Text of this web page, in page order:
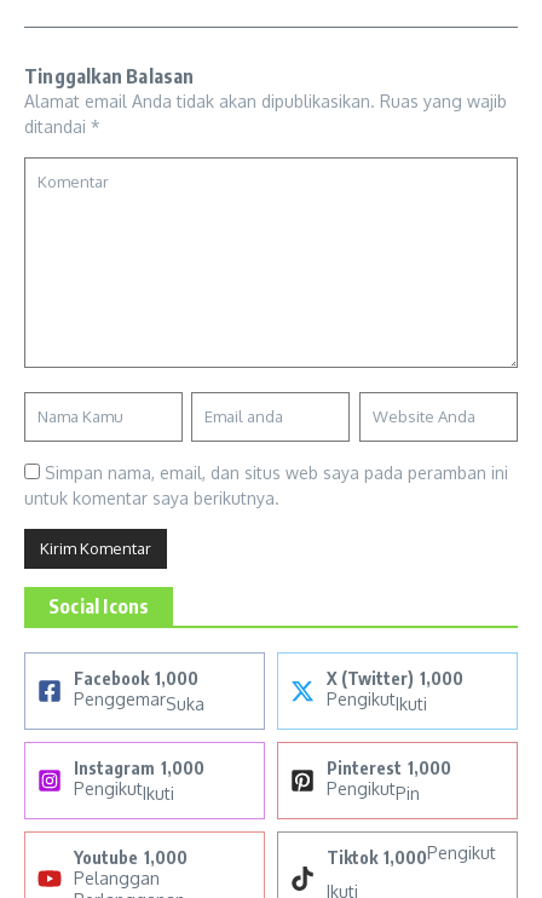
Tinggalkan Balasan
Alamat email Anda tidak akan dipublikasikan. Ruas yang wajib
ditandai *
Simpan nama, email, dan situs web saya pada peramban ini
untuk komentar saya berikutnya.
Social Icons
Facebook 1,000
PenggemarSuka
X (Twitter) 1,000
PengikutIkuti
Instagram 1,000
PengikutIkuti
Pinterest 1,000
PengikutPin
Youtube 1,000
Pelanggan
Tiktok 1,000Pengikut
Ikuti